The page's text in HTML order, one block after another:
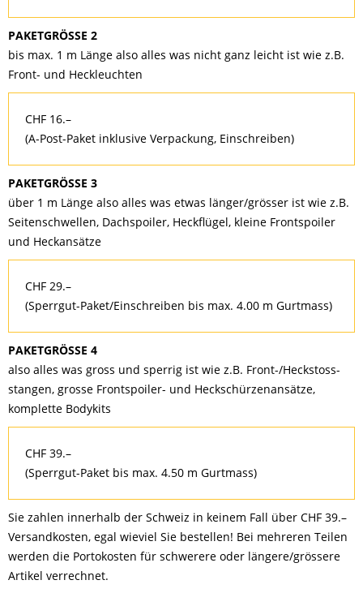
PAKETGRÖSSE 2
bis max. 1 m Länge also alles was nicht ganz leicht ist wie z.B.
Front- und Heckleuchten
CHF 16.–
(A-Post-Paket inklusive Verpackung, Einschreiben)
PAKETGRÖSSE 3
über 1 m Länge also alles was etwas länger/grösser ist wie z.B.
Seitenschwellen, Dachspoiler, Heckflügel, kleine Frontspoiler
und Heckansätze
CHF 29.–
(Sperrgut-Paket/Einschreiben bis max. 4.00 m Gurtmass)
PAKETGRÖSSE 4
also alles was gross und sperrig ist wie z.B. Front-/Heckstoss-
stangen, grosse Frontspoiler- und Heckschürzenansätze,
komplette Bodykits
CHF 39.–
(Sperrgut-Paket bis max. 4.50 m Gurtmass)
Sie zahlen innerhalb der Schweiz in keinem Fall über CHF 39.–
Versandkosten, egal wieviel Sie bestellen! Bei mehreren Teilen
werden die Portokosten für schwerere oder längere/grössere
Artikel verrechnet.